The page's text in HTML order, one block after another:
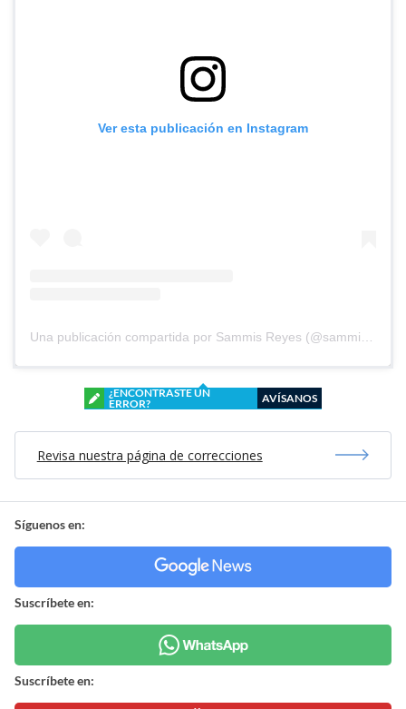
Ver esta publicación en Instagram
¿ENCONTRASTE UN
ERROR?
AVÍSANOS
Revisa nuestra página de correcciones
Síguenos en:
Suscríbete en:
Suscríbete en: